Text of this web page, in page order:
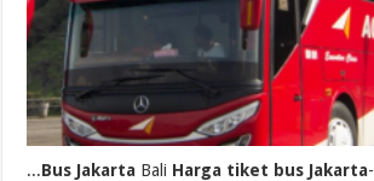
...Bus Jakarta Bali Harga tiket bus Jakarta